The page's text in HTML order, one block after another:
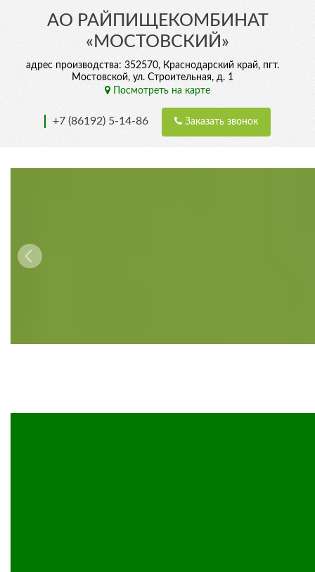
АО РАЙПИЩЕКОМБИНАТ
«МОСТОВСКИЙ»
адрес производства: 352570, Краснодарский край, пгт.
Мостовской, ул. Строительная, д. 1
Посмотреть на карте
+7 (86192) 5-14-86 Заказать звонок